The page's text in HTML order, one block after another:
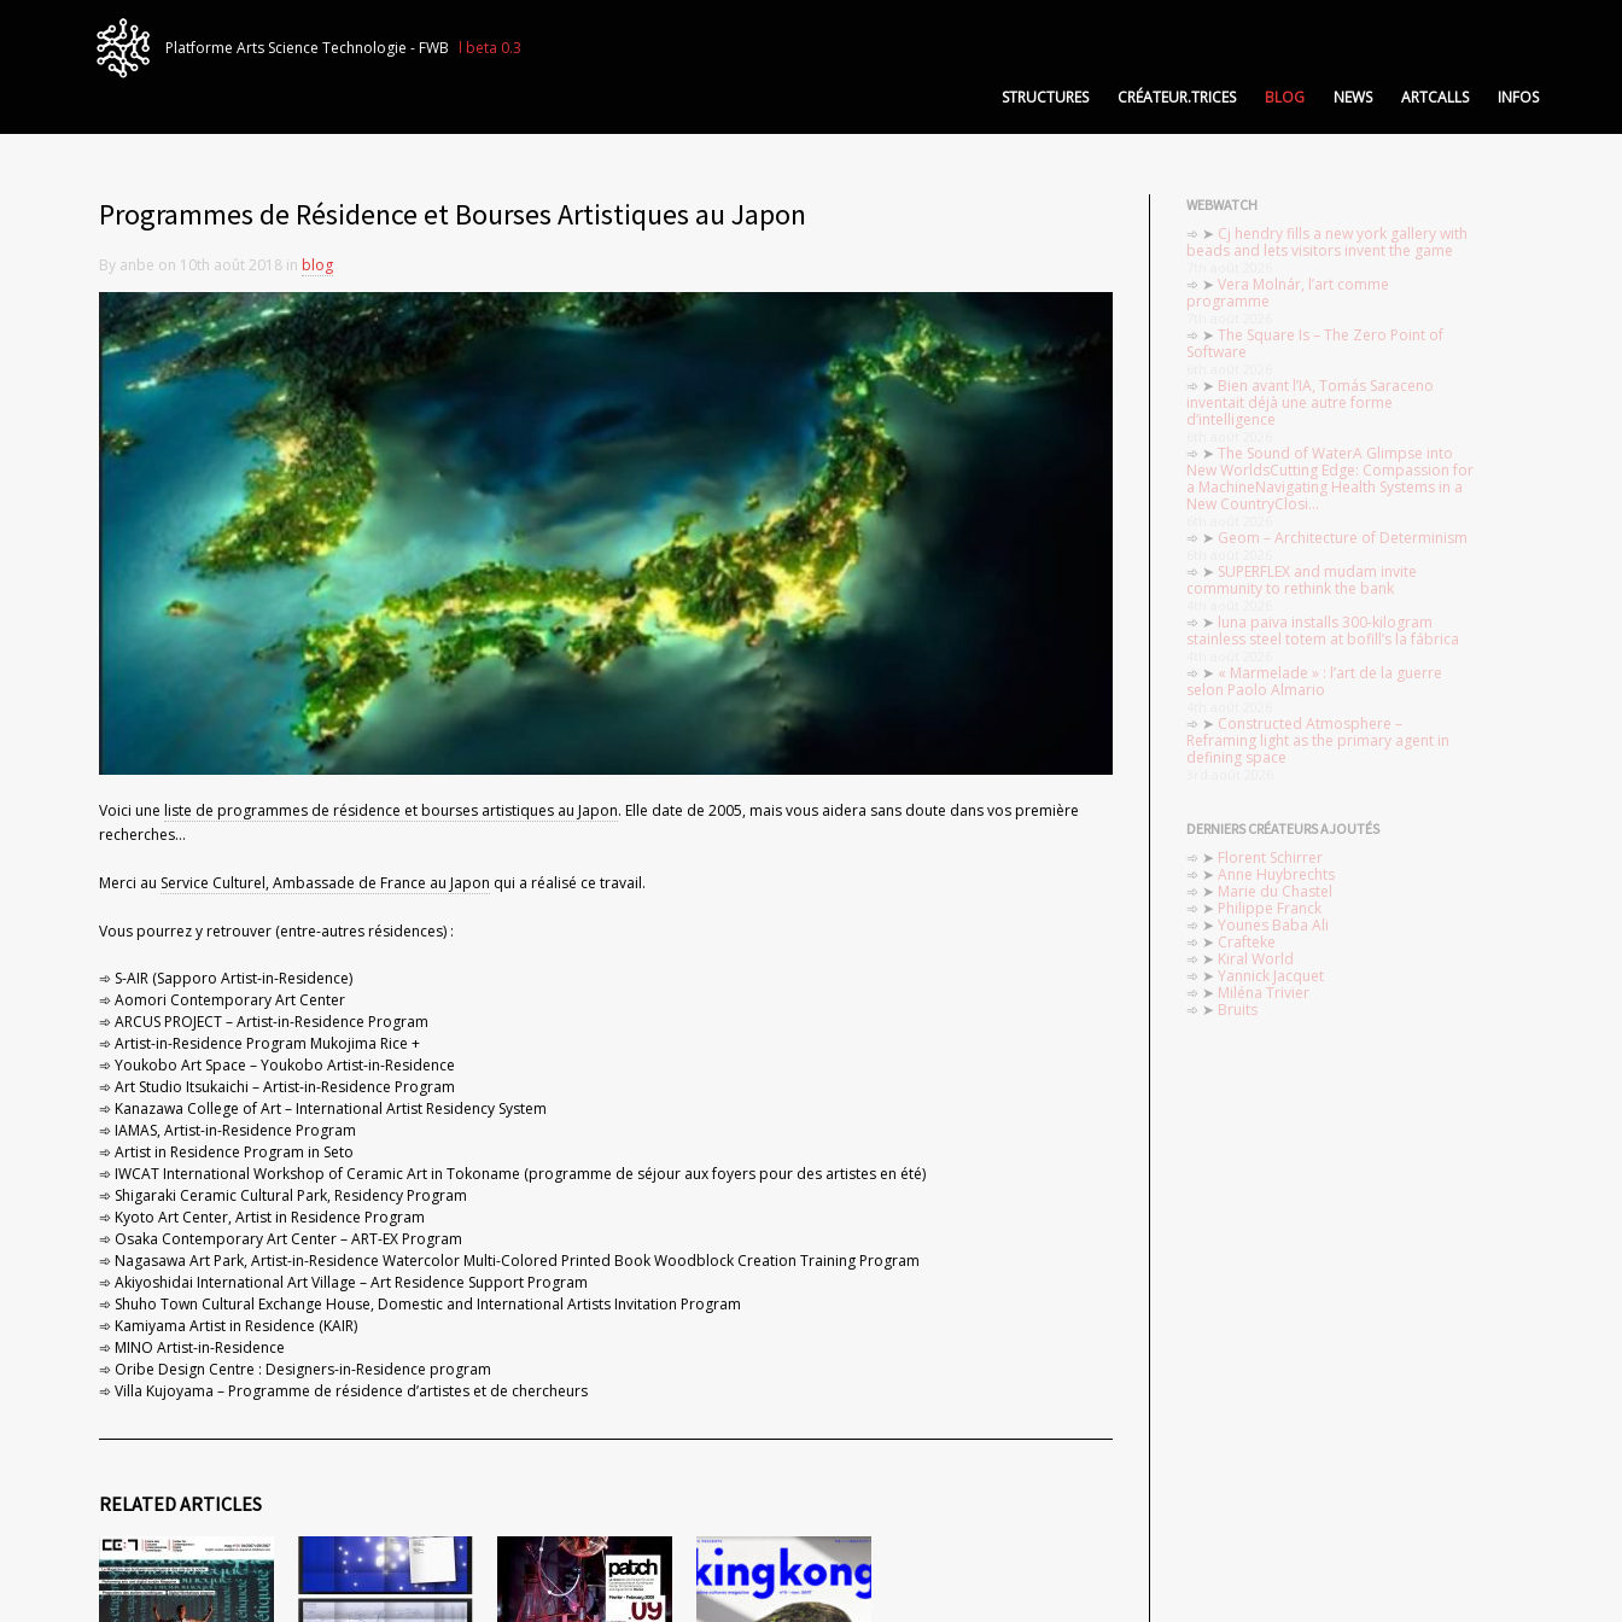
STRUCTURES CRÉATEUR.TRICES BLOG NEWS ARTCALLS INFOS
Programmes de Résidence et Bourses Artistiques au Japon
By anbe on 10th août 2018 in blog
Voici une liste de programmes de résidence et bourses artistiques au Japon. Elle date de 2005, mais vous aidera sans doute dans vos première
recherches…
Merci au Service Culturel, Ambassade de France au Japon qui a réalisé ce travail.
Vous pourrez y retrouver (entre-autres résidences) :
S-AIR (Sapporo Artist-in-Residence)
Aomori Contemporary Art Center
ARCUS PROJECT – Artist-in-Residence Program
Artist-in-Residence Program Mukojima Rice +
Youkobo Art Space – Youkobo Artist-in-Residence
Art Studio Itsukaichi – Artist-in-Residence Program
Kanazawa College of Art – International Artist Residency System
IAMAS, Artist-in-Residence Program
Artist in Residence Program in Seto
IWCAT International Workshop of Ceramic Art in Tokoname (programme de séjour aux foyers pour des artistes en été)
Shigaraki Ceramic Cultural Park, Residency Program
Kyoto Art Center, Artist in Residence Program
Osaka Contemporary Art Center – ART-EX Program
Nagasawa Art Park, Artist-in-Residence Watercolor Multi-Colored Printed Book Woodblock Creation Training Program
Akiyoshidai International Art Village – Art Residence Support Program
Shuho Town Cultural Exchange House, Domestic and International Artists Invitation Program
Kamiyama Artist in Residence (KAIR)
MINO Artist-in-Residence
Oribe Design Centre : Designers-in-Residence program
Villa Kujoyama – Programme de résidence d’artistes et de chercheurs
RELATED ARTICLES
WEBWATCH
Cj hendry fills a new york gallery with
beads and lets visitors invent the game
Vera Molnár, l’art comme
programme
The Square Is – The Zero Point of
Software
Bien avant l’IA, Tomás Saraceno
inventait déjà une autre forme
d’intelligence
The Sound of WaterA Glimpse into
New WorldsCutting Edge: Compassion for
a MachineNavigating Health Systems in a
New CountryClosi...
Geom – Architecture of Determinism
SUPERFLEX and mudam invite
community to rethink the bank
luna paiva installs 300-kilogram
stainless steel totem at bofill’s la fábrica
« Marmelade » : l’art de la guerre
selon Paolo Almario
Constructed Atmosphere –
Reframing light as the primary agent in
defining space
DERNIERS CRÉATEURS AJOUTÉS
Florent Schirrer
Anne Huybrechts
Marie du Chastel
Philippe Franck
Younes Baba Ali
Crafteke
Kiral World
Yannick Jacquet
Miléna Trivier
Bruits